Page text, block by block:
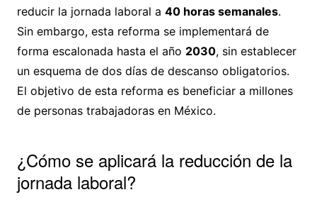
reducir la jornada laboral a 40 horas semanales.
Sin embargo, esta reforma se implementará de
forma escalonada hasta el año 2030, sin establecer
un esquema de dos días de descanso obligatorios.
El objetivo de esta reforma es beneficiar a millones
de personas trabajadoras en México.
¿Cómo se aplicará la reducción de la
jornada laboral?